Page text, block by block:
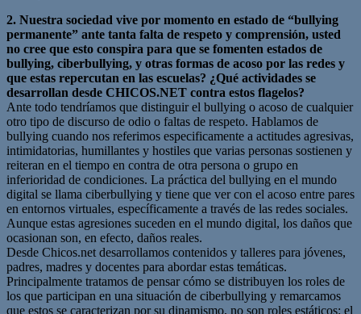
2. Nuestra sociedad vive por momento en estado de “bullying
permanente” ante tanta falta de respeto y comprensión, usted
no cree que esto conspira para que se fomenten estados de
bullying, ciberbullying, y otras formas de acoso por las redes y
que estas repercutan en las escuelas? ¿Qué actividades se
desarrollan desde CHICOS.NET contra estos flagelos?
Ante todo tendríamos que distinguir el bullying o acoso de cualquier
otro tipo de discurso de odio o faltas de respeto. Hablamos de
bullying cuando nos referimos especificamente a actitudes agresivas,
intimidatorias, humillantes y hostiles que varias personas sostienen y
reiteran en el tiempo en contra de otra persona o grupo en
inferioridad de condiciones. La práctica del bullying en el mundo
digital se llama ciberbullying y tiene que ver con el acoso entre pares
en entornos virtuales, específicamente a través de las redes sociales.
Aunque estas agresiones suceden en el mundo digital, los daños que
ocasionan son, en efecto, daños reales.
Desde Chicos.net desarrollamos contenidos y talleres para jóvenes,
padres, madres y docentes para abordar estas temáticas.
Principalmente tratamos de pensar cómo se distribuyen los roles de
los que participan en una situación de ciberbullying y remarcamos
que estos se caracterizan por su dinamismo, no son roles estáticos: el